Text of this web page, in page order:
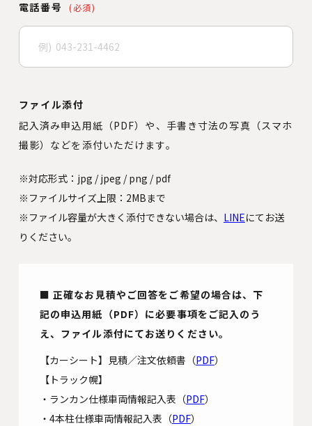
電話番号 (必須)
ファイル添付
記入済み申込用紙（PDF）や、手書き寸法の写真（スマホ
撮影）などを添付いただけます。
※対応形式：jpg / jpeg / png / pdf
※ファイルサイズ上限：2MBまで
※ファイル容量が大きく添付できない場合は、 LINEにてお送
りください。
■ 正確なお見積やご回答をご希望の場合は、下
記の申込用紙（PDF）に必要事項をご記入のう
え、ファイル添付にてお送りください。
【カーシート】見積／注文依頼書（PDF）
【トラック幌】
・ランカン仕様車両情報記入表（PDF）
・4本柱仕様車両情報記入表（PDF）